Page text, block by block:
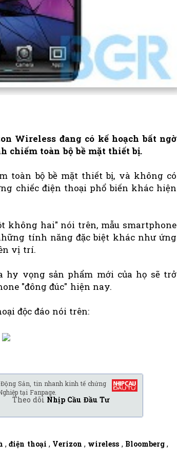
Wireless đang có kế hoạch bất ngờ
toàn bộ bề mặt thiết bị.
toàn bộ bề mặt thiết bị, và không có
chiếc điện thoại phổ biến khác hiện
không hai" nói trên, mẫu smartphone
tính năng đặc biệt khác như ứng
vị trí.
hy vọng sản phẩm mới của họ sẽ trở
"đông đúc" hiện nay.
độc đáo nói trên:
Sản, tin nhanh kinh tế chứng
tại Fanpage.
Theo dõi Nhịp Cầu Đầu Tư
,điện thoại , Verizon , wireless , Bloomberg,